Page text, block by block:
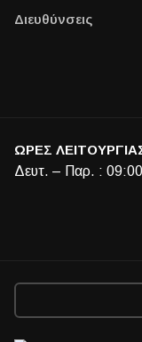
Διευθύνσεις
ΩΡΕΣ
Δευτ. – Παρ. :